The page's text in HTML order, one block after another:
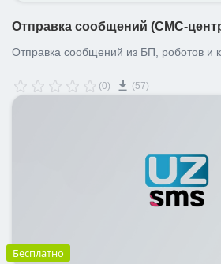
Отправка сообщений (СМС-
Отправка сообщений из БП, роботов и
(0) (57)
Бесплатно